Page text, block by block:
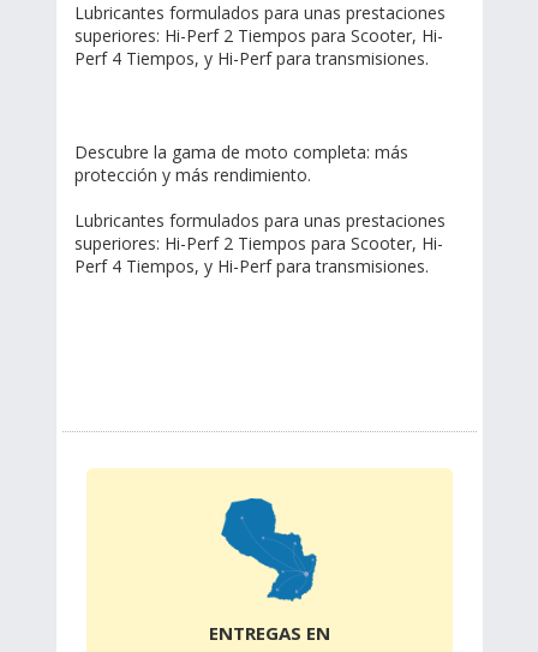
Lubricantes formulados para unas prestaciones
superiores: Hi-Perf 2 Tiempos para Scooter, Hi-
Perf 4 Tiempos, y Hi-Perf para transmisiones.
Descubre la gama de moto completa: más
protección y más rendimiento.
Lubricantes formulados para unas prestaciones
superiores: Hi-Perf 2 Tiempos para Scooter, Hi-
Perf 4 Tiempos, y Hi-Perf para transmisiones.
ENTREGAS EN